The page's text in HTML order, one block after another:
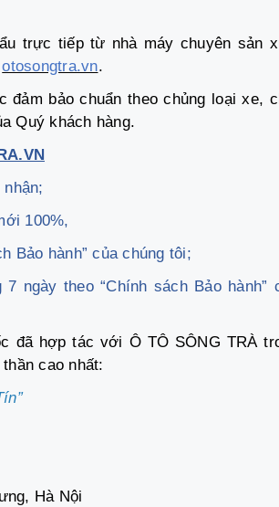
trực tiếp từ nhà máy chuyên sản
otosongtra.vn.
đảm bảo chuẩn theo chủng loại xe,
Quý khách hàng.
100%,
Bảo hành” của chúng tôi;
ngày theo “Chính sách Bảo hành”
đã hợp tác với Ô TÔ SÔNG TRÀ
cao nhất:
Hà Nội